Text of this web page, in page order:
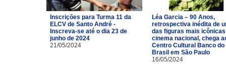
Inscrições para Turma 11 da
ELCV de Santo André -
Inscreva-se até o dia 23 de
junho de 2024
21/05/2024
Léa Garcia – 90 Anos,
retrospectiva inédita de
das figuras mais
cinema nacional, chega
Centro Cultural Banco do
Brasil em São Paulo
16/05/2024